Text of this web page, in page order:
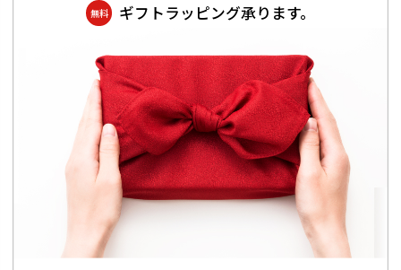
無料 ギフトラッピング承ります。